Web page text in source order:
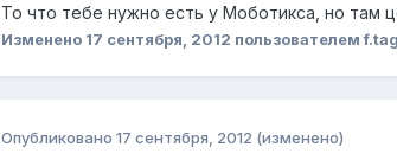
То что тебе нужно есть у Моботикса, но там
Изменено 17 сентября, 2012 пользователем
Опубликовано 17 сентября, 2012 (изменено)